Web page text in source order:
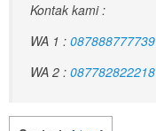
Kontak kami :
WA 1 : 087888777739
WA 2 : 087782822218